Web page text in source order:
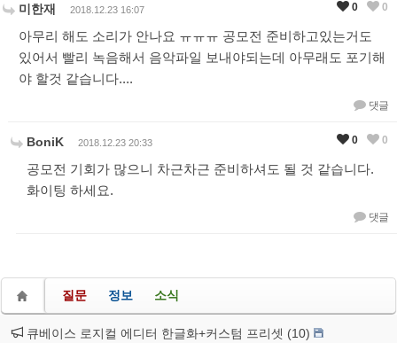
미한재 2018.12.23 16:07
아무리 해도 소리가 안나요 ㅠㅠㅠ 공모전 준비하고있는거도
있어서 빨리 녹음해서 음악파일 보내야되는데 아무래도 포기해
야 할것 같습니다....
댓글
0 0
BoniK 2018.12.23 20:33
공모전 기회가 많으니 차근차근 준비하셔도 될 것 같습니다.
화이팅 하세요.
댓글
0 0
질문 정보 소식
큐베이스 로지컬 에디터 한글화+커스텀 프리셋 (10)